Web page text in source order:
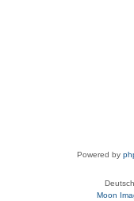
Powered by
Moon